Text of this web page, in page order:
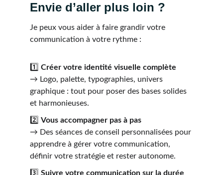
Envie d’aller plus loin ?
Je peux vous aider à faire grandir votre
communication à votre rythme :
1️⃣ Créer votre identité visuelle complète
→ Logo, palette, typographies, univers
graphique : tout pour poser des bases solides
et harmonieuses.
2️⃣ Vous accompagner pas à pas
→ Des séances de conseil personnalisées pour
apprendre à gérer votre communication,
définir votre stratégie et rester autonome.
3️⃣ Suivre votre communication sur la durée